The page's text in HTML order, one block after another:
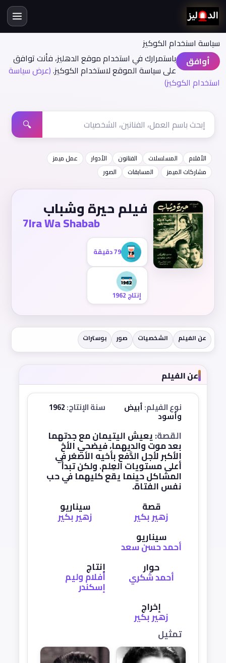
سياسة اسنخدام الكوكيز
أوافق
باستمرارك في استخدام موقع الدهليز، فأنت توافق
على سياسة الموقع لاستخدام الكوكيز.(عرض سياسة
استخدام الكوكيز)
🔍
الأفلام المسلسلات الفنانون الأدوار
عمل ميمز
مشاركات الميمز
المسابقات الصور
فيلم حيرة وشباب
7Ira Wa Shabab
79 دقيقة
إنتاج 1962
عن الفيلم الشخصيات صور بوسترات
عن الفيلم
نوع الفيلم:أبيض
وأسود
سنة الإنتاج:
القصة:يعيش اليتيمان مع جدتهما
بعد موت والديهما، فيضحي الأخ
الأكبر لأجل الدَّفع بأخيه الأصغر في
أعلى مستويات العِلم. ولكن تبدأ
المشاكل حينما يقع كليهما في حب
نفس الفتاة.
قصة
زهير بكير
سيناريو
زهير بكير
سيناريو
أحمد حسن سعد
حوار
أحمد شكري
إنتاج
أفلام وليم
إسكندر
إخراج
زهير بكير
تمثيل